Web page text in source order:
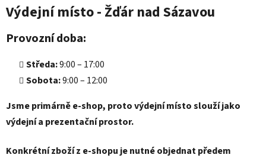
Výdejní místo - Žďár nad Sázavou
Provozní doba:
Středa:9:00 – 17:00
Sobota:9:00 – 12:00
Jsme primárně e-shop, proto výdejní místo slouží jako
výdejní a prezentační prostor.
Konkrétní zboží z e-shopu je nutné objednat předem